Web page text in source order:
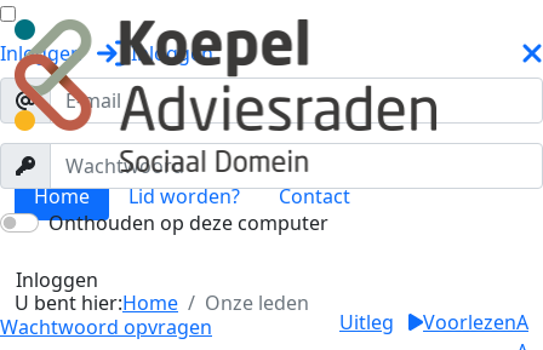
Inloggen Inloggen
Onthouden op deze computer
Inloggen
Wachtwoord opvragen
Home Lid worden? Contact
U bent hier:Home Onze leden
Uitleg VoorlezenA